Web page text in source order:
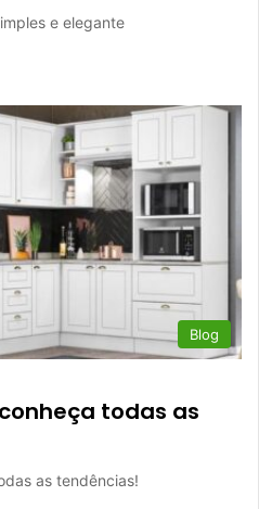
e elegante
Blog
todas as
as tendências!